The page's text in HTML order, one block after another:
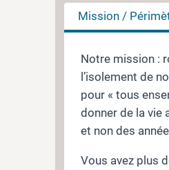
Mission /
Notre mission :
l’isolement de
pour « tous
donner de la vie
et non des
Vous avez plus